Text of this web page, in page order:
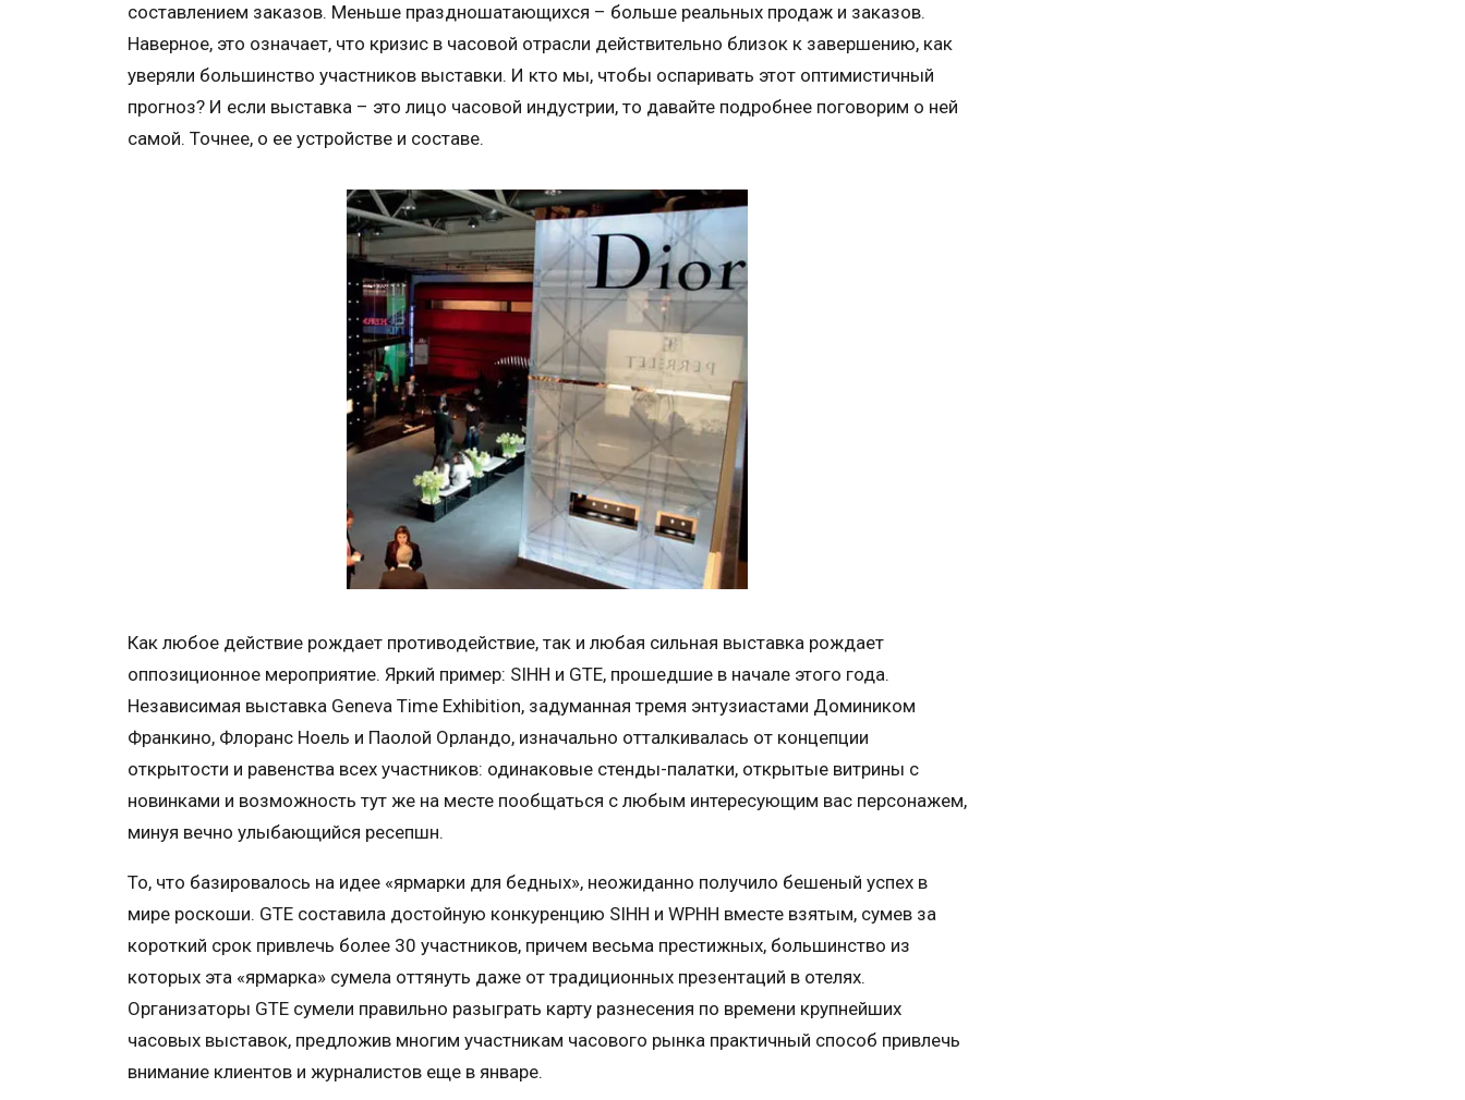
составлением заказов. Меньше праздношатающихся – больше реальных продаж и заказов.
Наверное, это означает, что кризис в часовой отрасли действительно близок к завершению, как
уверяли большинство участников выставки. И кто мы, чтобы оспаривать этот оптимистичный
прогноз? И если выставка – это лицо часовой индустрии, то давайте подробнее поговорим о ней
самой. Точнее, о ее устройстве и составе.
Как любое действие рождает противодействие, так и любая сильная выставка рождает
оппозиционное мероприятие. Яркий пример: SIHH и GTE, прошедшие в начале этого года.
Независимая выставка Geneva Time Exhibition, задуманная тремя энтузиастами Домиником
Франкино, Флоранс Ноель и Паолой Орландо, изначально отталкивалась от концепции
открытости и равенства всех участников: одинаковые стенды-палатки, открытые витрины с
новинками и возможность тут же на месте пообщаться с любым интересующим вас персонажем,
минуя вечно улыбающийся ресепшн.
То, что базировалось на идее «ярмарки для бедных», неожиданно получило бешеный успех в
мире роскоши. GTE составила достойную конкуренцию SIHH и WPHH вместе взятым, сумев за
короткий срок привлечь более 30 участников, причем весьма престижных, большинство из
которых эта «ярмарка» сумела оттянуть даже от традиционных презентаций в отелях.
Организаторы GTE сумели правильно разыграть карту разнесения по времени крупнейших
часовых выставок, предложив многим участникам часового рынка практичный способ привлечь
внимание клиентов и журналистов еще в январе.